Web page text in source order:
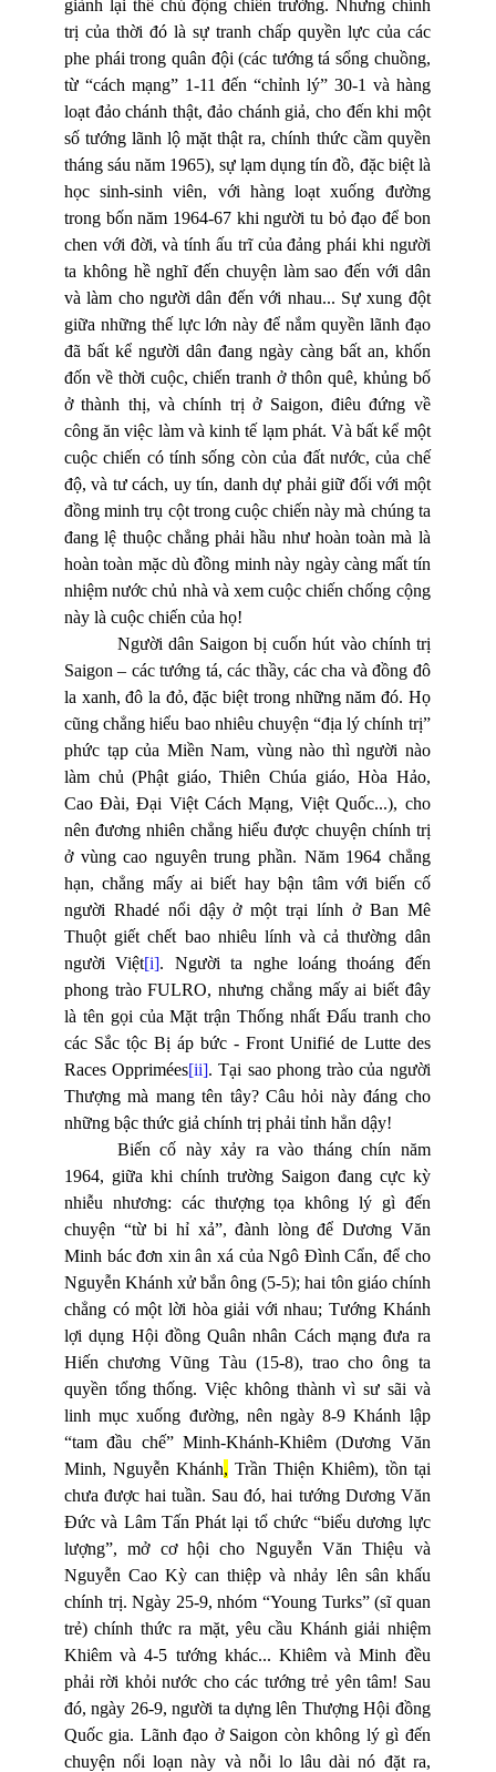
giành lại thế chủ động chiến trường. Nhưng chính
trị của thời đó là sự tranh chấp quyền lực của các
phe phái trong quân đội (các tướng tá sổng chuồng,
từ “cách mạng” 1-11 đến “chỉnh lý” 30-1 và hàng
loạt đảo chánh thật, đảo chánh giả, cho đến khi một
số tướng lãnh lộ mặt thật ra, chính thức cầm quyền
tháng sáu năm 1965), sự lạm dụng tín đồ, đặc biệt là
học sinh-sinh viên, với hàng loạt xuống đường
trong bốn năm 1964-67 khi người tu bỏ đạo để bon
chen với đời, và tính ấu trĩ của đảng phái khi người
ta không hề nghĩ đến chuyện làm sao đến với dân
và làm cho người dân đến với nhau... Sự xung đột
giữa những thế lực lớn này để nắm quyền lãnh đạo
đã bất kể người dân đang ngày càng bất an, khốn
đốn về thời cuộc, chiến tranh ở thôn quê, khủng bố
ở thành thị, và chính trị ở Saigon, điêu đứng về
công ăn việc làm và kinh tế lạm phát. Và bất kể một
cuộc chiến có tính sống còn của đất nước, của chế
độ, và tư cách, uy tín, danh dự phải giữ đối với một
đồng minh trụ cột trong cuộc chiến này mà chúng ta
đang lệ thuộc chẳng phải hầu như hoàn toàn mà là
hoàn toàn mặc dù đồng minh này ngày càng mất tín
nhiệm nước chủ nhà và xem cuộc chiến chống cộng
này là cuộc chiến của họ!
Người dân Saigon bị cuốn hút vào chính trị
Saigon – các tướng tá, các thầy, các cha và đồng đô
la xanh, đô la đỏ, đặc biệt trong những năm đó. Họ
cũng chẳng hiểu bao nhiêu chuyện “địa lý chính trị”
phức tạp của Miền Nam, vùng nào thì người nào
làm chủ (Phật giáo, Thiên Chúa giáo, Hòa Hảo,
Cao Đài, Đại Việt Cách Mạng, Việt Quốc...), cho
nên đương nhiên chẳng hiểu được chuyện chính trị
ở vùng cao nguyên trung phần. Năm 1964 chẳng
hạn, chẳng mấy ai biết hay bận tâm với biến cố
người Rhadé nổi dậy ở một trại lính ở Ban Mê
Thuột giết chết bao nhiêu lính và cả thường dân
người Việt[i]. Người ta nghe loáng thoáng đến
phong trào FULRO, nhưng chẳng mấy ai biết đây
là tên gọi của Mặt trận Thống nhất Đấu tranh cho
các Sắc tộc Bị áp bức - Front Unifié de Lutte des
Races Opprimées[ii]. Tại sao phong trào của người
Thượng mà mang tên tây? Câu hỏi này đáng cho
những bậc thức giả chính trị phải tỉnh hẳn dậy!
Biến cố này xảy ra vào tháng chín năm
1964, giữa khi chính trường Saigon đang cực kỳ
nhiễu nhương: các thượng tọa không lý gì đến
chuyện “từ bi hỉ xả”, đành lòng để Dương Văn
Minh bác đơn xin ân xá của Ngô Đình Cẩn, để cho
Nguyễn Khánh xử bắn ông (5-5); hai tôn giáo chính
chẳng có một lời hòa giải với nhau; Tướng Khánh
lợi dụng Hội đồng Quân nhân Cách mạng đưa ra
Hiến chương Vũng Tàu (15-8), trao cho ông ta
quyền tổng thống. Việc không thành vì sư sãi và
linh mục xuống đường, nên ngày 8-9 Khánh lập
“tam đầu chế” Minh-Khánh-Khiêm (Dương Văn
Minh, Nguyễn Khánh, Trần Thiện Khiêm), tồn tại
chưa được hai tuần. Sau đó, hai tướng Dương Văn
Đức và Lâm Tấn Phát lại tổ chức “biểu dương lực
lượng”, mở cơ hội cho Nguyễn Văn Thiệu và
Nguyễn Cao Kỳ can thiệp và nhảy lên sân khấu
chính trị. Ngày 25-9, nhóm “Young Turks” (sĩ quan
trẻ) chính thức ra mặt, yêu cầu Khánh giải nhiệm
Khiêm và 4-5 tướng khác... Khiêm và Minh đều
phải rời khỏi nước cho các tướng trẻ yên tâm! Sau
đó, ngày 26-9, người ta dựng lên Thượng Hội đồng
Quốc gia. Lãnh đạo ở Saigon còn không lý gì đến
chuyện nổi loạn này và nỗi lo lâu dài nó đặt ra,